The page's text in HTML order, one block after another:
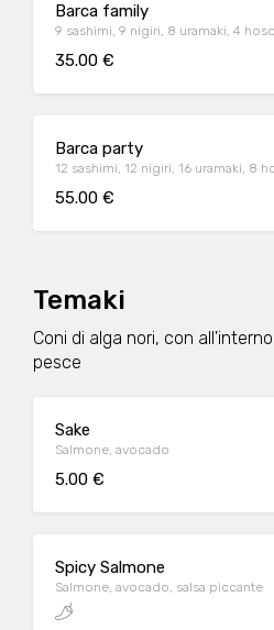
Barca family
9 sashimi, 9 nigiri, 8 uramaki, 4
35.00 €
Barca party
12 sashimi, 12 nigiri, 16 uramaki, 8
55.00 €
Temaki
Coni di alga nori, con
pesce
Sake
Salmone, avocado
5.00 €
Spicy Salmone
Salmone, avocado, salsa piccante